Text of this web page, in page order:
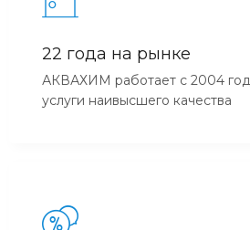
22 года на рынке
АКВАХИМ работает с 2004
услуги наивысшего качества